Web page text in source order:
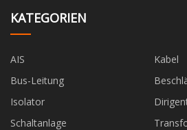
KATEGORIEN
AIS
Kabel
Bus-Leitung
Isolator
Schaltanlage